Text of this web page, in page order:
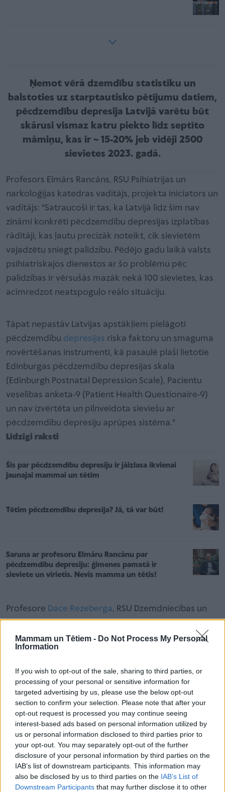
Mammam un Tētiem - Do Not Process My Personal
Information
If you wish to opt-out of the sale, sharing to third parties, or
processing of your personal or sensitive information for
targeted advertising by us, please use the below opt-out
section to confirm your selection. Please note that after your
opt-out request is processed you may continue seeing
interest-based ads based on personal information utilized by
us or personal information disclosed to third parties prior to
your opt-out. You may separately opt-out of the further
disclosure of your personal information by third parties on the
IAB’s list of downstream participants. This information may
also be disclosed by us to third parties on the IAB’s List of
Downstream Participants that may further disclose it to other
Ņemot vērā dzemdību statistiku un
balstoties uz starptautisko pētījumu datiem,
pēcdzemdību depresija Latvijā varētu būt
skārusi vismaz katru piekto līdz septīto
māmiņu, kas ir ~ 15-20% jeb vidēji 2500
sievietes 2023. gadā.
Profesors Elmārs Rancāns, RSU Psihiatrijas un
narkoloģijas katedras vadītājs, projekta iniciators un
vadītājs: "Satraucoši ir tas, ka Latvijā līdz šim nav
zināmi konkrēti pēcdzemdību depresijas izplatības
rādītāji, kas ļautu precīzāk noteikt, cik sievietēm
vajadzētu sniegt palīdzību. Pēdējo gadu laikā valsts
psihiatriskajos dienestos ar šo problēmu pēc
palīdzības ir vērsušās mazāk nekā 100 sievietes, kas
acīmredzot neatspoguļo reālo situāciju.
Tāpat nepastāv Latvijas apstākļiem pielāgoti
pēcdzemdību depresijas riska faktoru un smaguma
novērtēšanas instrumenti, kā pasaulē plaši lietotie
Edinburgas pēcdzemdību depresijas skala
(Edinburgh Postnatal Depression Scale), Pacientu
veselības anketa-9 (Patient Health Questionaire-9)
un nav izvērtēta un pilnveidota sieviešu ar
pēcdzemdību depresiju aprūpes sistēma."
Līdzīgi raksti
Šis par pēcdzemdību depresiju ir jāizlasa ikvienai
jaunajai mammai un tētim
Tētim pēcdzemdību depresija? Jā, tā var būt!
Saruna ar profesoru Elmāru Rancānu par
pēcdzemdību depresiju: ģimenes pamatā ir
sieviete un vīrietis. Nevis mamma un tētis!
Profesore Dace Rezeberga, RSU Dzemdniecības un
ginekoloģijas katedras vadītāja, vadošā pētniece,
RDzN galvenā ārste, Rīgas Austrumu klīniskās
universitātes slimnīcas un Veselības ministrijas
"Latvijā arvien vairāk ginekologi, dzemdību
speciālisti, vecmātes un veselības politikas veidotāji
pievēršas grūtnieces un jaunās māmiņa labbūtības
aspektiem, lai grūtniecības laiks un dzemdības kļūtu
par pozitīvu dzīves pieredzi.
Psihiskā veselība ir būtisks labsajūtas elements.
Tomēr, neskatoties uz to, ka Latvijā pieņemtie